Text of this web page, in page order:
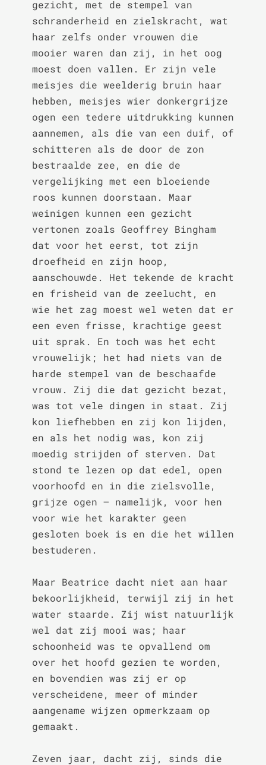
gezicht, met de stempel van
schranderheid en zielskracht, wat
haar zelfs onder vrouwen die
mooier waren dan zij, in het oog
moest doen vallen. Er zijn vele
meisjes die weelderig bruin haar
hebben, meisjes wier donkergrijze
ogen een tedere uitdrukking kunnen
aannemen, als die van een duif, of
schitteren als de door de zon
bestraalde zee, en die de
vergelijking met een bloeiende
roos kunnen doorstaan. Maar
weinigen kunnen een gezicht
vertonen zoals Geoffrey Bingham
dat voor het eerst, tot zijn
droefheid en zijn hoop,
aanschouwde. Het tekende de kracht
en frisheid van de zeelucht, en
wie het zag moest wel weten dat er
een even frisse, krachtige geest
uit sprak. En toch was het echt
vrouwelijk; het had niets van de
harde stempel van de beschaafde
vrouw. Zij die dat gezicht bezat,
was tot vele dingen in staat. Zij
kon liefhebben en zij kon lijden,
en als het nodig was, kon zij
moedig strijden of sterven. Dat
stond te lezen op dat edel, open
voorhoofd en in die zielsvolle,
grijze ogen – namelijk, voor hen
voor wie het karakter geen
gesloten boek is en die het willen
bestuderen.
Maar Beatrice dacht niet aan haar
bekoorlijkheid, terwijl zij in het
water staarde. Zij wist natuurlijk
wel dat zij mooi was; haar
schoonheid was te opvallend om
over het hoofd gezien te worden,
en bovendien was zij er op
verscheidene, meer of minder
aangename wijzen opmerkzaam op
gemaakt.
Zeven jaar, dacht zij, sinds die